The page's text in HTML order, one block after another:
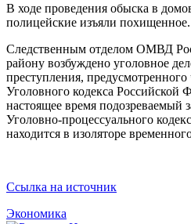
В ходе проведения обыска в
полицейские изъяли похищенное.
Следственным отделом ОМВД
району возбуждено уголовное
преступления, предусмотренного
Уголовного кодекса Российской
настоящее время подозреваемый
Уголовно-процессуального
находится в изоляторе
Ссылка на источник
Экономика